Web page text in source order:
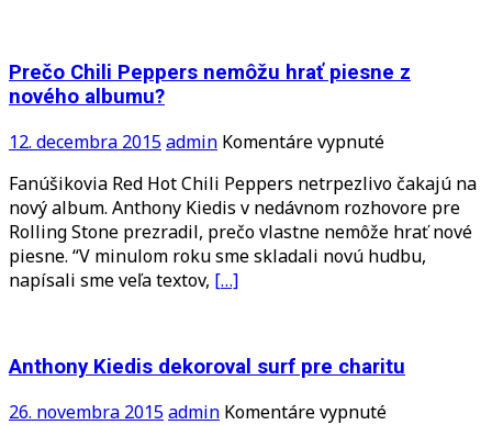
Anthonym!
Prečo Chili Peppers nemôžu hrať piesne z
nového albumu?
12. decembra 2015admin Komentáre vypnuténa
Chili
Peppers
nemôžu
hrať
albumu?
Fanúšikovia Red Hot Chili Peppers netrpezlivo čakajú na
nový album. Anthony Kiedis v nedávnom rozhovore pre
Rolling Stone prezradil, prečo vlastne nemôže hrať nové
piesne. “V minulom roku sme skladali novú hudbu,
napísali sme veľa textov, […]
Anthony Kiedis dekoroval surf pre charitu
26. novembra 2015admin Komentáre vypnuténa